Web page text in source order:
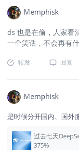
Memphisk
ds 也是在偷，人家看
一个笑话，不会再有
转发 回复
Memphisk
是时候分开国内、国外
过去七天
375%